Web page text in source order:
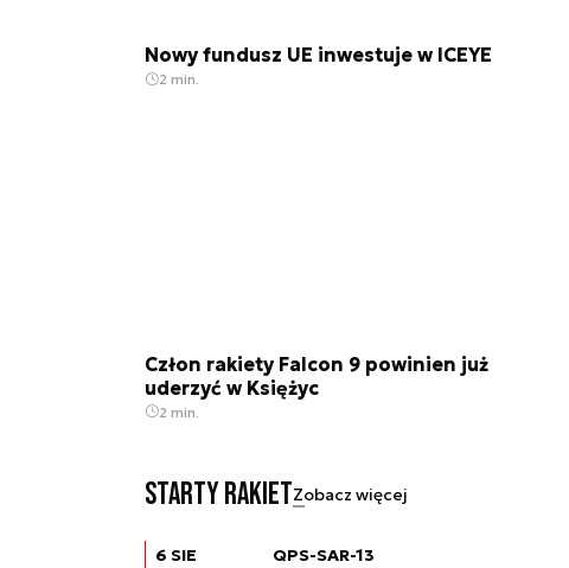
Nowy fundusz UE inwestuje w ICEYE
2 min.
Człon rakiety Falcon 9 powinien już
uderzyć w Księżyc
2 min.
Starty rakietZobacz więcej
6 SIE
QPS-SAR-13